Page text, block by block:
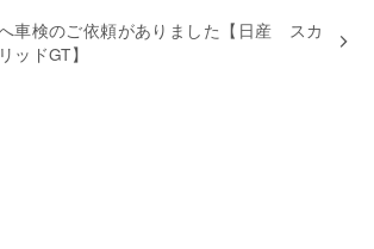
車検のご依頼がありました【日産 スカ
ッドGT】